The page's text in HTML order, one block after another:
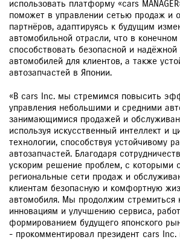
использовать платформу «cars
поможет в управлении сетью продаж и
партнёров, адаптируясь к будущим
автомобильной отрасли, что в конечном
способствовать безопасной и надёжной
автомобилей для клиентов, а также
автозапчастей в Японии.
«В cars Inc. мы стремимся повысить
управления небольшими и средними
занимающимися продажей и
используя искусственный интеллект и
технологии, способствуя устойчивому
автозапчастей. Благодаря
ускорим решение проблем, с которыми
региональные сети продаж и
клиентам безопасную и комфортную
автомобиля. Мы продолжим стремиться
инновациям и улучшению сервиса,
формированием будущего японского
- прокомментировал президент cars Inc.